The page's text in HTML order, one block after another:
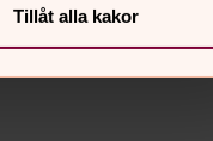
Tillåt alla kakor